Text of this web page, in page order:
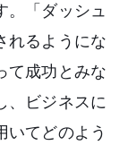
。「ダッシュ
れるようにな
て成功とみな
、ビジネスに
いてどのよう